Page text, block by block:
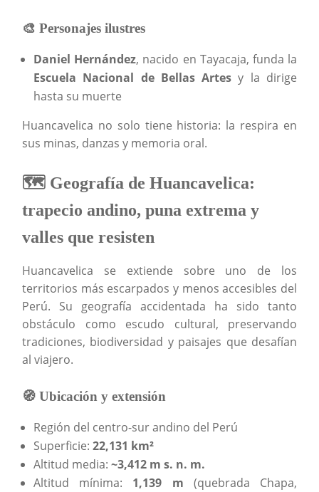
🎨 Personajes ilustres
Daniel Hernández, nacido en Tayacaja, funda la
Escuela Nacional de Bellas Artes y la dirige
hasta su muerte
Huancavelica no solo tiene historia: la respira en
sus minas, danzas y memoria oral.
🗺️ Geografía de Huancavelica:
trapecio andino, puna extrema y
valles que resisten
Huancavelica se extiende sobre uno de los
territorios más escarpados y menos accesibles del
Perú. Su geografía accidentada ha sido tanto
obstáculo como escudo cultural, preservando
tradiciones, biodiversidad y paisajes que desafían
al viajero.
🧭 Ubicación y extensión
Región del centro-sur andino del Perú
Superficie: 22,131 km²
Altitud media: ~3,412 m s. n. m.
Altitud mínima: 1,139 m (quebrada Chapa,